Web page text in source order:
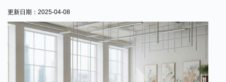
更新日期： 2025-04-08